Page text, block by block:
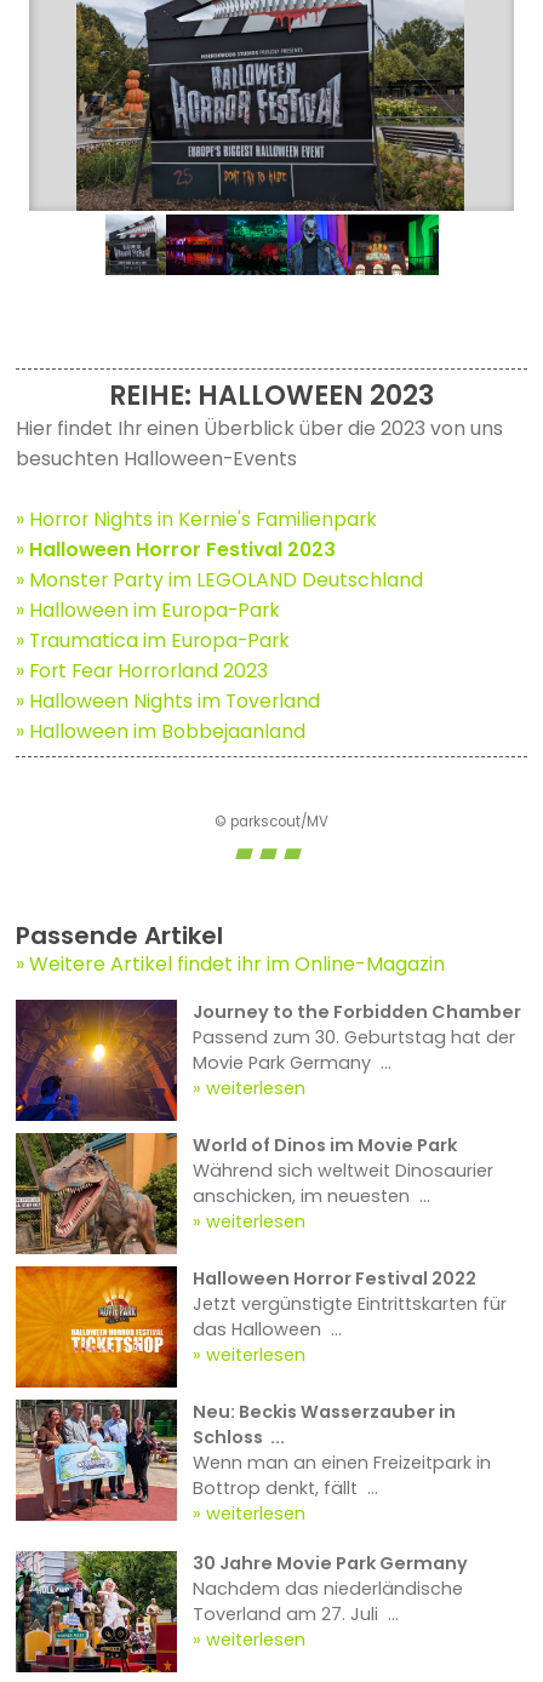
REIHE: HALLOWEEN 2023
Hier findet Ihr einen Überblick über die 2023 von uns
besuchten Halloween-Events
» Horror Nights in Kernie's Familienpark
» Halloween Horror Festival 2023
» Monster Party im LEGOLAND Deutschland
» Halloween im Europa-Park
» Traumatica im Europa-Park
» Fort Fear Horrorland 2023
» Halloween Nights im Toverland
» Halloween im Bobbejaanland
© parkscout/MV
Passende Artikel
Weitere Artikel findet ihr im Online-Magazin
Journey to the Forbidden Chamber
Passend zum 30. Geburtstag hat der
Movie Park Germany ...
weiterlesen
World of Dinos im Movie Park
Während sich weltweit Dinosaurier
anschicken, im neuesten ...
weiterlesen
Halloween Horror Festival 2022
Jetzt vergünstigte Eintrittskarten für
das Halloween ...
weiterlesen
Neu: Beckis Wasserzauber in
Schloss ...
Wenn man an einen Freizeitpark in
Bottrop denkt, fällt ...
weiterlesen
30 Jahre Movie Park Germany
Nachdem das niederländische
Toverland am 27. Juli ...
weiterlesen